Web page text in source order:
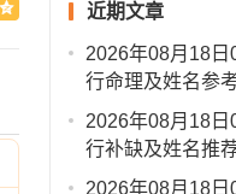
近期文章
2026年08月18日
行命理及姓名参
2026年08月18日
行补缺及姓名推
2026年08月18日